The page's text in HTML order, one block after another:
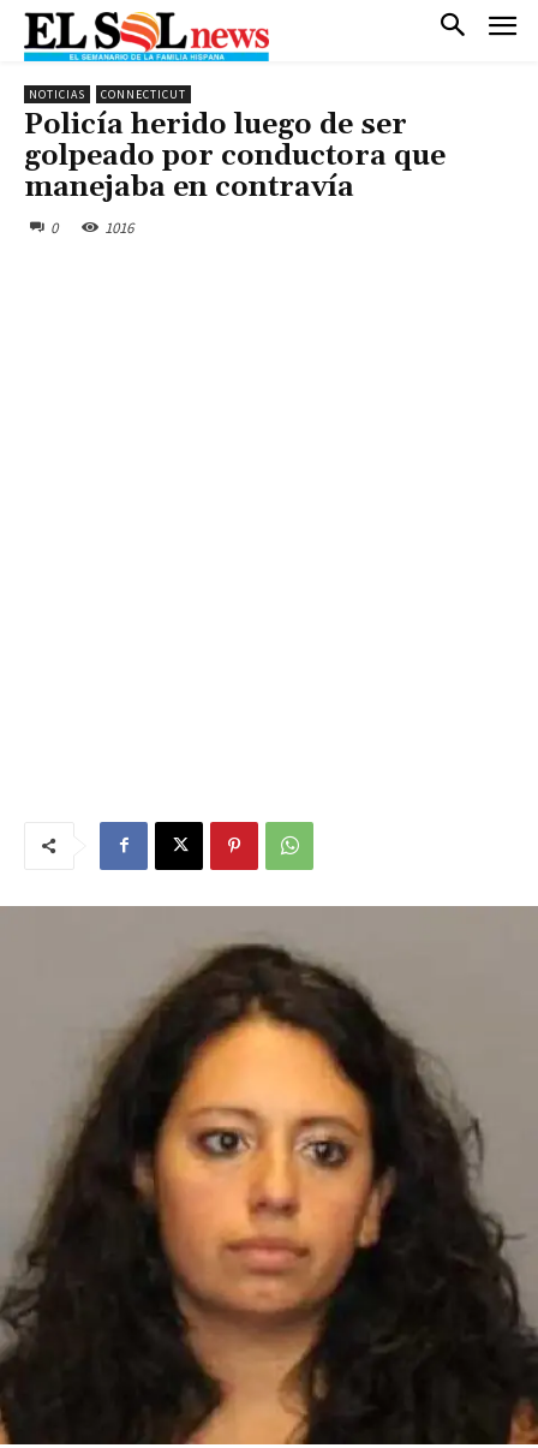
NOTICIAS CONNECTICUT
Policía herido luego de ser
golpeado por conductora que
manejaba en contravía
0 1016